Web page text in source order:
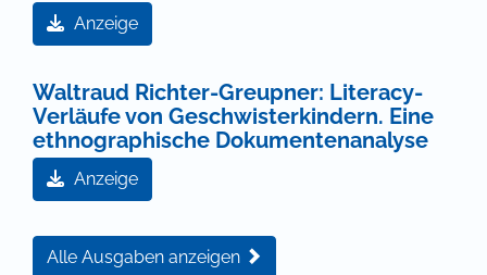
Anzeige
Waltraud Richter-Greupner: Literacy-
Verläufe von Geschwisterkindern. Eine
ethnographische Dokumentenanalyse
Anzeige
Alle Ausgaben anzeigen